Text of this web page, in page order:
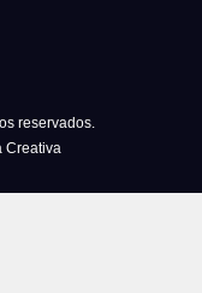
reservados.
Creativa